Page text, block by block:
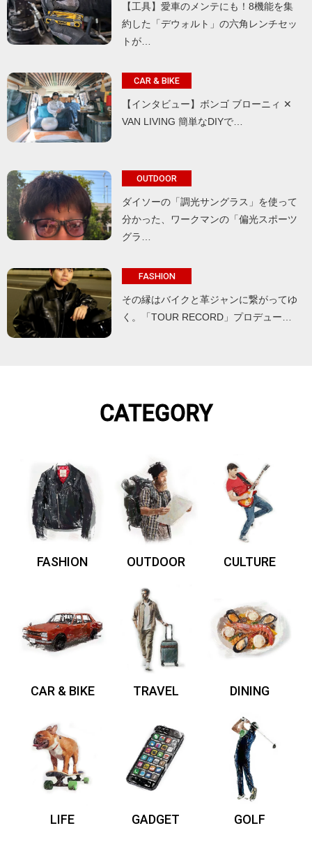
【工具】愛車のメンテにも！8機能を集
約した「デウォルト」の六角レンチセッ
トが…
CAR & BIKE
【インタビュー】ボンゴ ブローニィ ✕
VAN LIVING 簡単なDIYで…
OUTDOOR
ダイソーの「調光サングラス」を使って
分かった、ワークマンの「偏光スポーツ
グラ…
FASHION
その縁はバイクと革ジャンに繋がってゆ
く。「TOUR RECORD」プロデュー…
CATEGORY
FASHION OUTDOOR CULTURE
CAR & BIKE TRAVEL DINING
LIFE GADGET GOLF